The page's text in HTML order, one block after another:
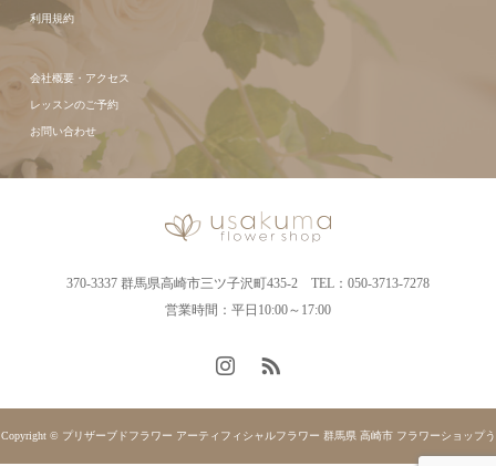
利用規約
会社概要・アクセス
レッスンのご予約
お問い合わせ
370-3337 群馬県高崎市三ツ子沢町435-2 TEL：050-3713-7278
営業時間：平日10:00～17:00
Copyright © プリザーブドフラワー アーティフィシャルフラワー 群馬県 高崎市 フラワーショップう